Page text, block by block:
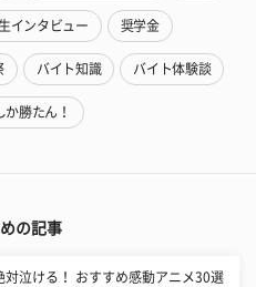
インタビュー 奨学金
バイト知識 バイト体験談
か勝たん！
の記事
対泣ける！ おすすめ感動アニメ30選